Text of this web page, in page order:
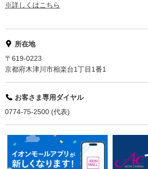
※詳しくはこちら
所在地
〒619-0223
京都府木津川市相楽台1丁目1番1
お客さま専用ダイヤル
0774-75-2500 (代表)